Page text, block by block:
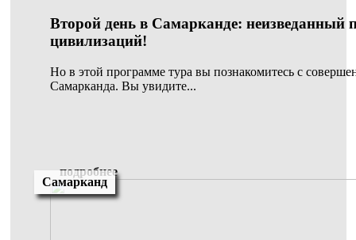
Второй день в Самарканде: неизведанный
цивилизаций!
Но в этой программе тура вы познакомитесь с
Самарканда. Вы увидите...
подробнее
Самарканд